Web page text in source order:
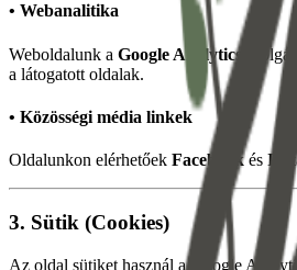
• Webanalitika
Weboldalunk a Google Analytics
a látogatott oldalak.
• Közösségi média linkek
Oldalunkon elérhetőek Facebookés
3. Sütik (Cookies)
Az oldal sütiket használ a Google